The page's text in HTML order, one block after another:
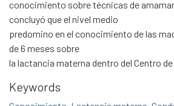
Communities & Collections
Statistics
conocimiento sobre técnicas de
concluyó que el nivel medio
predomino en el conocimiento de las
de 6 meses sobre
la lactancia materna dentro del Centro de
Keywords